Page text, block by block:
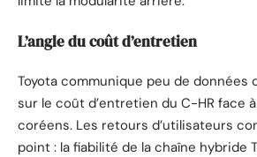
L’angle du coût d’entretien
Toyota communique peu de données
sur le coût d’entretien du C-HR face
coréens. Les retours d’utilisateurs
point : la fiabilité de la chaîne hybride